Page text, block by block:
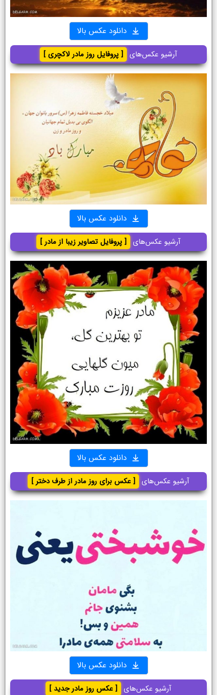
دانلود عکس بالا
آرشیو عکس‌های [ پروفایل روز مادر لاکچری ]
دانلود عکس بالا
آرشیو عکس‌های [ پروفایل تصاویر زیبا از مادر ]
دانلود عکس بالا
آرشیو عکس‌های [ عکس برای روز مادر از طرف دختر ]
دانلود عکس بالا
آرشیو عکس‌های [ عکس روز مادر جدید ]